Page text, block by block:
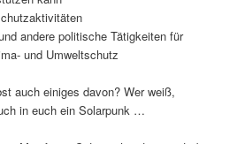
andere politische Tätigkeiten für
und Umweltschutz
auch einiges davon? Wer weiß,
in euch ein Solarpunk …